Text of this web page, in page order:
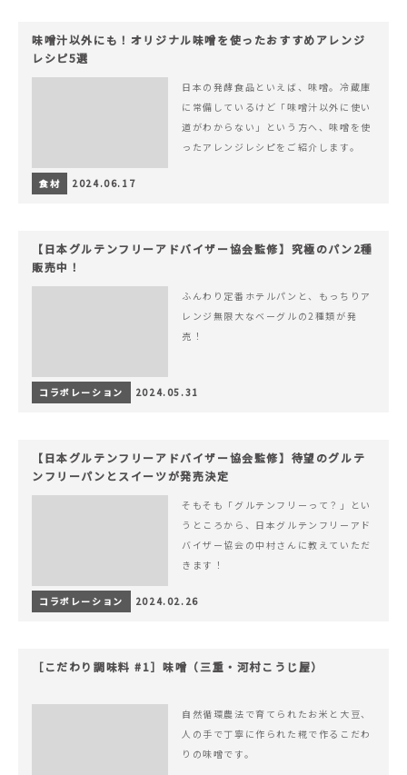
味噌汁以外にも！オリジナル味噌を使ったおすすめアレンジ
レシピ5選
日本の発酵食品といえば、味噌。冷蔵庫
に常備しているけど「味噌汁以外に使い
道がわからない」という方へ、味噌を使
ったアレンジレシピをご紹介します。
食材 2024.06.17
【日本グルテンフリーアドバイザー協会監修】究極のパン2種
販売中！
ふんわり定番ホテルパンと、もっちりア
レンジ無限大なベーグルの2種類が発
売！
コラボレーション 2024.05.31
【日本グルテンフリーアドバイザー協会監修】待望のグルテ
ンフリーパンとスイーツが発売決定
そもそも「グルテンフリーって？」とい
うところから、日本グルテンフリーアド
バイザー協会の中村さんに教えていただ
きます！
コラボレーション 2024.02.26
［こだわり調味料 #1］味噌（三重・河村こうじ屋）
自然循環農法で育てられたお米と大豆、
人の手で丁寧に作られた糀で作るこだわ
りの味噌です。